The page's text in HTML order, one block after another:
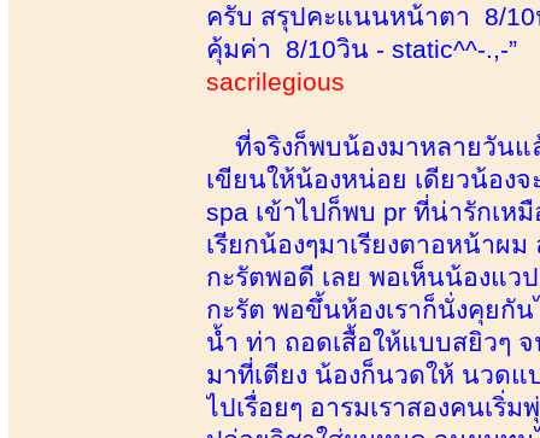
ครับ สรุปคะแนนหน้าตา 8/
คุ้มค่า 8/10วิน - static^^-.,-”
sacrilegious
ที่จริงก็พบน้องมาหลายวันแ
เขียนให้น้องหน่อย เดียวน้อง
spa เข้าไปก็พบ pr ที่น่ารักเห
เรียกน้องๆมาเรียงตาอหน้าผ
กะรัตพอดี เลย พอเห็นน้องแว
กะรัต พอขึ้นห้องเราก็นั่งคุยกั
น้ำ ท่า ถอดเสื้อให้แบบสยิวๆ
มาที่เตียง น้องก็นวดให้ นวดแ
ไปเรื่อยๆ อารมเราสองคนเริ่